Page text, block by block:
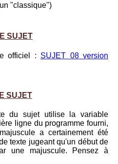
"classique")
SUJET
officiel : SUJET 08 version
SUJET
du sujet utilise la variable
ligne du programme fourni,
a certainement été
texte jugeant qu'un début de
une majuscule. Pensez à